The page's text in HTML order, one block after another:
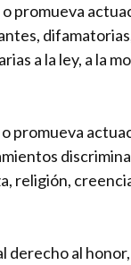
promueva
a la ley, a la
promueva
religión,
derecho al